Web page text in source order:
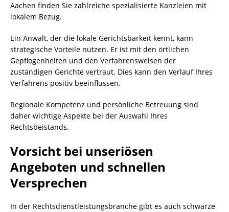
Aachen finden Sie zahlreiche spezialisierte Kanzleien mit
lokalem Bezug.
Ein Anwalt, der die lokale Gerichtsbarkeit kennt, kann
strategische Vorteile nutzen. Er ist mit den örtlichen
Gepflogenheiten und den Verfahrensweisen der
zuständigen Gerichte vertraut. Dies kann den Verlauf Ihres
Verfahrens positiv beeinflussen.
Regionale Kompetenz und persönliche Betreuung sind
daher wichtige Aspekte bei der Auswahl Ihres
Rechtsbeistands.
Vorsicht bei unseriösen
Angeboten und schnellen
Versprechen
In der Rechtsdienstleistungsbranche gibt es auch schwarze